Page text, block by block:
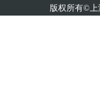
版权所有©上